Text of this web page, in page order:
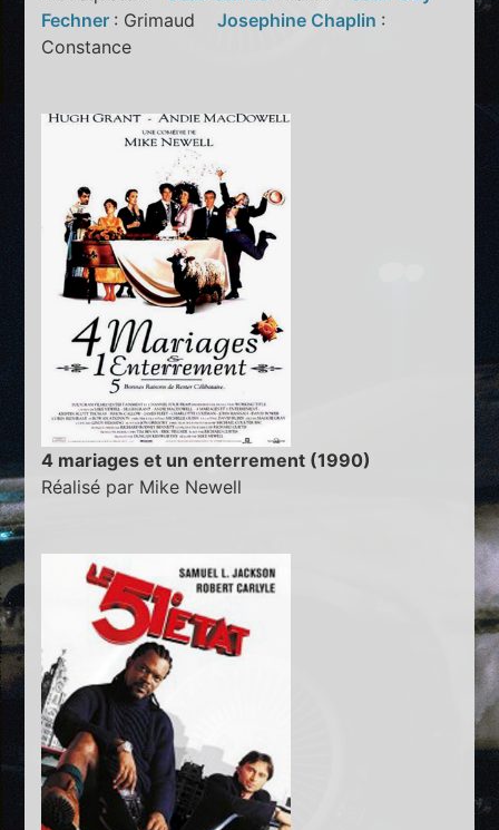
Fechner : GrimaudJosephine Chaplin :
Constance
4 mariages et un enterrement (1990)
Réalisé par Mike Newell